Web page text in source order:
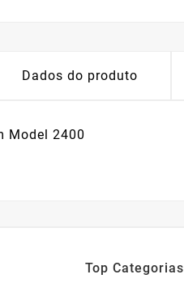
Dados do produto
Model 2400
Top Categorias